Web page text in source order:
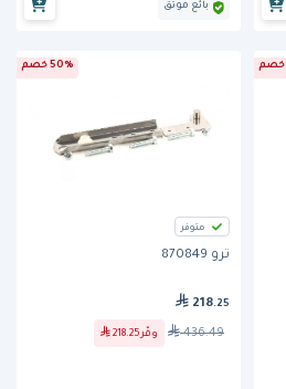
بائع موثق
50% خصم
متوفر
ترو 870849
218.25
436.49 وفّر 218.25